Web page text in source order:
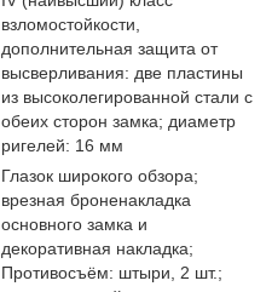
взломостойкости,
дополнительная защита от
высверливания: две пластины
из высоколегированной стали с
обеих сторон замка; диаметр
ригелей: 16 мм
Глазок широкого обзора;
врезная броненакладка
основного замка и
декоративная накладка;
Противосъём: штыри, 2 шт.;